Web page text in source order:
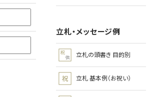
立札・メッセージ例
立札の頭書き 目的別
立札 基本例（お祝い）